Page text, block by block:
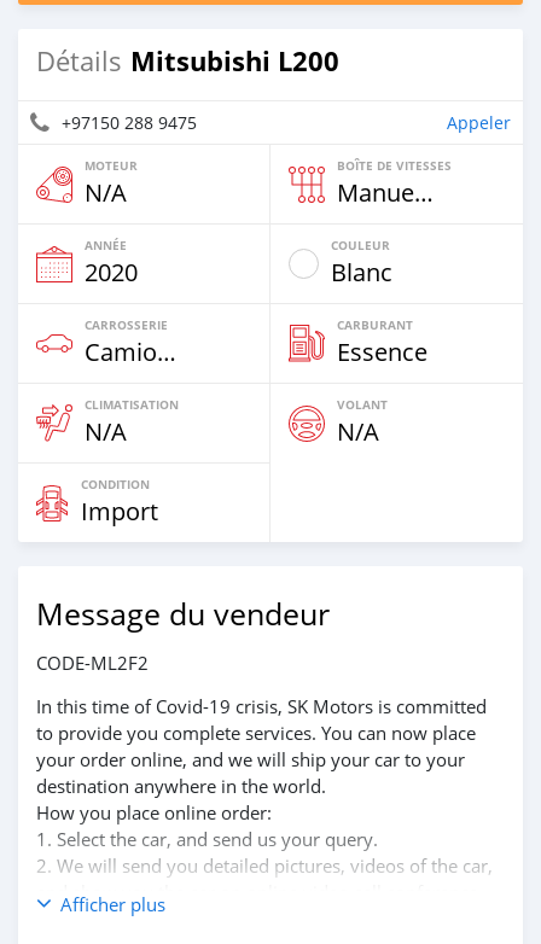
Détails Mitsubishi L200
+97150 288 9475 Appeler
MOTEUR
N/A
BOÎTE DE VITESSES
Manuelle
ANNÉE
2020
COULEUR
Blanc
CARROSSERIE
Camion‒Bus
CARBURANT
Essence
CLIMATISATION
N/A
VOLANT
N/A
CONDITION
Import
Message du vendeur
CODE-ML2F2
In this time of Covid-19 crisis, SK Motors is committed
to provide you complete services. You can now place
your order online, and we will ship your car to your
destination anywhere in the world.
How you place online order:
1. Select the car, and send us your query.
2. We will send you detailed pictures, videos of the car,
and show you the car on online video call conference.
3. Once we agree on a certain price, we will send you a
Afficher plus